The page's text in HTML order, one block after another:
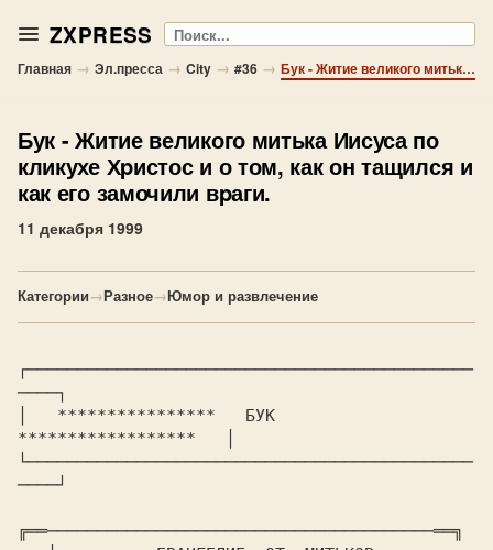
ZXPRESS Поиск
Главная → Эл.пресса → City → #36 → Бук - Житие великого митька Иисуса по кликухе Хpистос и о том, как он тащился и как его замочили вpаги.
Бук - Житие великого митька Иисуса по
кликухе Хpистос и о том, как он тащился и
как его замочили вpаги.
11 декабря 1999
Категории→Разное→Юмор и развлечение
┌─────────────────────────────────────────────
────┐
│   ****************   БУК
******************   │
└─────────────────────────────────────────────
────┘
╔══───────────────────────────────────────══╗